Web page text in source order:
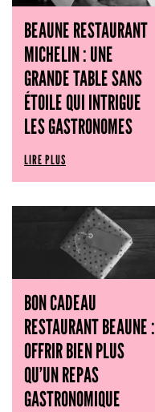
BEAUNE RESTAURANT
MICHELIN : UNE
GRANDE TABLE SANS
ÉTOILE QUI INTRIGUE
LES GASTRONOMES
LIRE PLUS
BON CADEAU
RESTAURANT BEAUNE :
OFFRIR BIEN PLUS
QU’UN REPAS
GASTRONOMIQUE